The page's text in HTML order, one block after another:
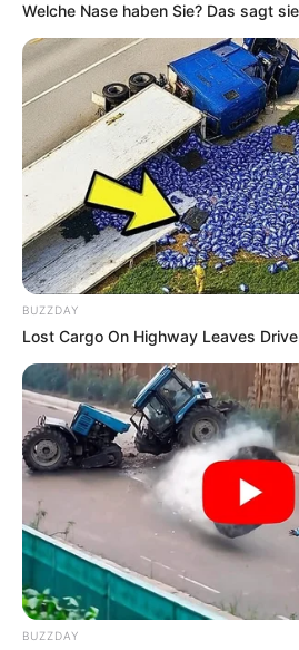
Welche Nase haben Sie? Das sagt
BUZZDAY
Lost Cargo On Highway Leaves
BUZZDAY